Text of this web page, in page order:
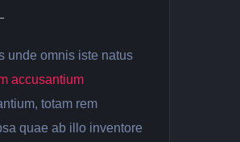
unde omnis iste natus
accusantium
totam rem
quae ab illo inventore